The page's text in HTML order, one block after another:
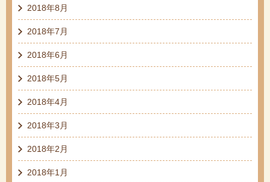
2018年8月
2018年7月
2018年6月
2018年5月
2018年4月
2018年3月
2018年2月
2018年1月